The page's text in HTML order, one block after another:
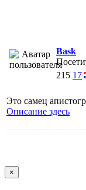
Bask
215 17
Это самец
Описание здесь
×